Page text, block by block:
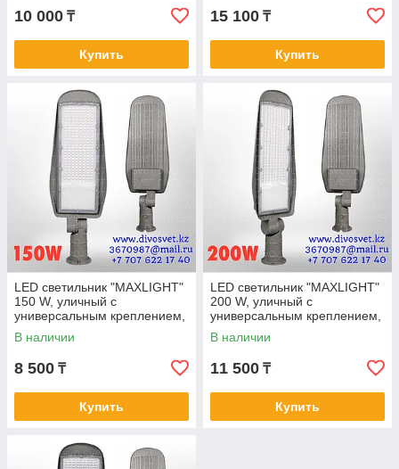
10 000 ₸
Купить
15 100 ₸
Купить
LED светильник "MAXLIGHT"
150 W, уличный с
универсальным креплением,
на трубу и на стену. Меняет
угол наклона.
В наличии
8 500 ₸
Купить
LED светильник "MAXLIGHT"
200 W, уличный с
универсальным креплением,
на трубу и на стену. Меняет
угол наклона.
В наличии
11 500 ₸
Купить